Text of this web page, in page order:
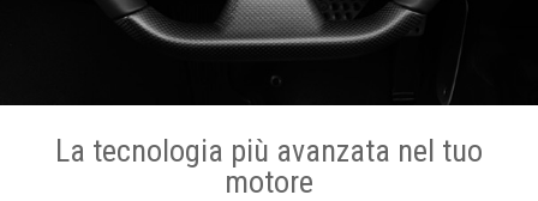
La tecnologia più avanzata nel tuo
motore